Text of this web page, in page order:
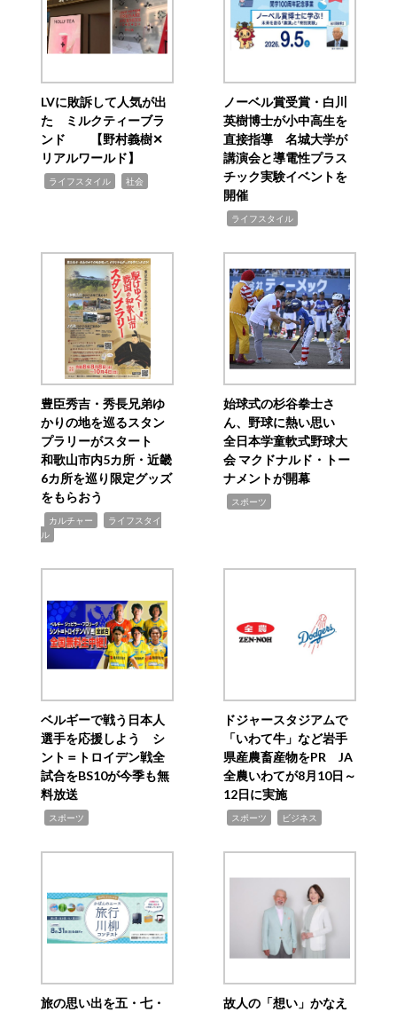
LVに敗訴して人気が出
た ミルクティーブラ
ンド 【野村義樹✕
リアルワールド】
ライフスタイル 社会
ノーベル賞受賞・白川
英樹博士が小中高生を
直接指導 名城大学が
講演会と導電性プラス
チック実験イベントを
開催
ライフスタイル
豊臣秀吉・秀長兄弟ゆ
かりの地を巡るスタン
プラリーがスタート
和歌山市内5カ所・近畿
6カ所を巡り限定グッズ
をもらおう
カルチャー
ライフスタイ
ル
始球式の杉谷拳士さ
ん、野球に熱い思い
全日本学童軟式野球大
会 マクドナルド・トー
ナメントが開幕
スポーツ
ベルギーで戦う日本人
選手を応援しよう シ
ント＝トロイデン戦全
試合をBS10が今季も無
料放送
スポーツ
ドジャースタジアムで
「いわて牛」など岩手
県産農畜産物をPR JA
全農いわてが8月10日～
12日に実施
スポーツ ビジネス
旅の思い出を五・七・
故人の「想い」かなえ